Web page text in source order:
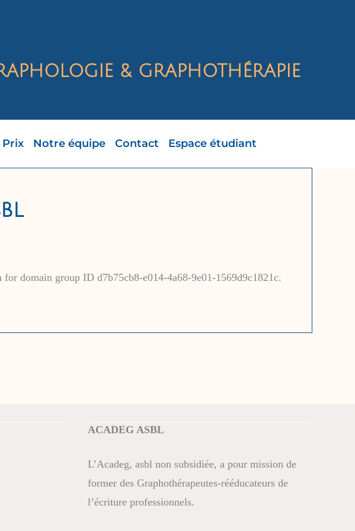
& GRAPHOTHÉRAPIE
Notre équipe Contact Espace étudiant
domain group ID d7b75cb8-e014-4a68-9e01-1569d9c1821c.
ACADEG ASBL
L’Acadeg, asbl non subsidiée, a pour mission de
former des Graphothérapeutes-rééducateurs de
l’écriture professionnels.